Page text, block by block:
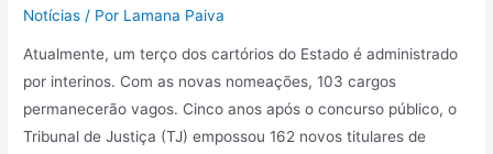
Notícias / Por Lamana Paiva
Atualmente, um terço dos cartórios do Estado é administrado
por interinos. Com as novas nomeações, 103 cargos
permanecerão vagos. Cinco anos após o concurso público, o
Tribunal de Justiça (TJ) empossou 162 novos titulares de